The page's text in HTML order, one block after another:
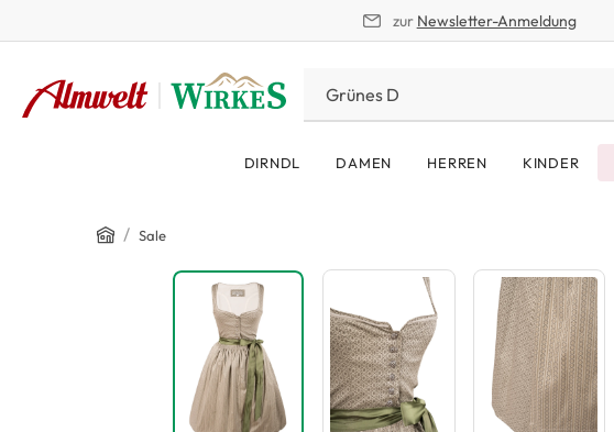
zur Newsletter-Anmeldung
DIRNDL DAMEN HERREN KINDER
Home
/ Sale
Bildergalerie überspringen